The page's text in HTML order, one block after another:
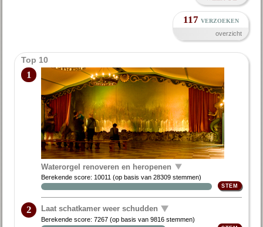
117 verzoeken
overzicht
Top 10
1
Waterorgel renoveren en heropenen
Berekende score: 10011 (op basis van28309 stemmen)
2 Laat schatkamer weer schudden
Berekende score:7267 (op basis van9816 stemmen)